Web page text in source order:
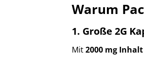
Warum
1. Große 2G
Mit2000 mg Inhalt